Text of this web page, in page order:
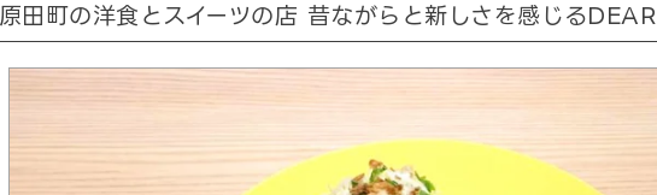
原田町の洋食とスイーツの店 昔ながらと新しさを感じる